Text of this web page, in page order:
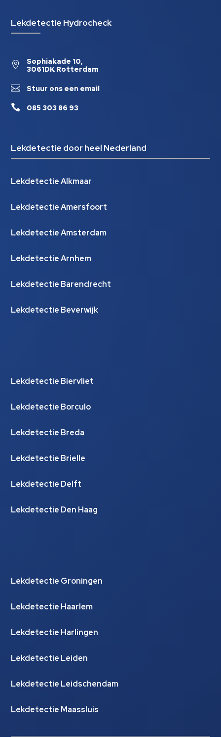
Lekdetectie Hydrocheck

Sophiakade 10,
3061DK Rotterdam
 Stuur ons een email
 085 303 86 93
Lekdetectie door heel Nederland
Lekdetectie Alkmaar
Lekdetectie Amersfoort
Lekdetectie Amsterdam
Lekdetectie Arnhem
Lekdetectie Barendrecht
Lekdetectie Beverwijk
Lekdetectie Biervliet
Lekdetectie Borculo
Lekdetectie Breda
Lekdetectie Brielle
Lekdetectie Delft
Lekdetectie Den Haag
Lekdetectie Groningen
Lekdetectie Haarlem
Lekdetectie Harlingen
Lekdetectie Leiden
Lekdetectie Leidschendam
Lekdetectie Maassluis